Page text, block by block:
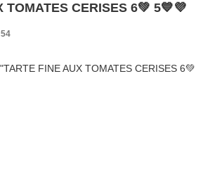
TOMATES CERISES 6💚 5💙💜